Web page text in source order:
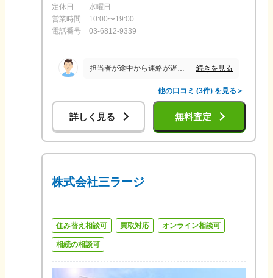
定休日
水曜日
営業時間
10:00〜19:00
電話番号
03-6812-9339
担当者が途中から連絡が遅くなり、また、約束の期日までに対応するといったことが全くできていなかったため 監督省庁から業務改善命令が出るような会社は担当も会社もダメだと思った 続きを見る
他の口コミ (3件) を見る＞
詳しく見る 無料査定
株式会社三ラージ
住み替え相談可 買取対応 オンライン相談可
相続の相談可